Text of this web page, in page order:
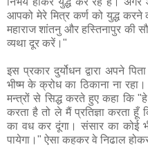
आपको मेरे मित्र कर्ण को युद्ध करने
महाराज शांतनु और हस्तिनापुर की
व्यथा दूर करें।"
इस प्रकार दुर्योधन द्वारा अपने
भीष्म के क्रोध का ठिकाना ना
मन्त्रों से सिद्ध करते हुए कहा कि "हे
करता है तो ले मैं प्रतिज्ञा करता हूँ
का वध कर दूंगा। संसार का कोई
पायेगा।" ऐसा कहकर वे निढाल